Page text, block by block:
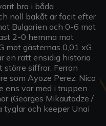
bra i båda
noll bakåt är facit efter
Bulgarien och 0-6 mot
2-0 hemma mot
mot gästernas 0,01 xG
en rätt ensidig historia
siffror. Ferran
som Ayoze Perez, Nico
ens var med i truppen.
(Georges Mikautadze /
tyglar och keeper Unai